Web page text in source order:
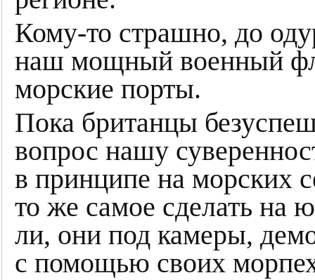
Кому-то страшно, до
наш мощный военный
морские порты.
Пока британцы
вопрос нашу
в принципе на морских
то же самое сделать на
ли, они под камеры,
с помощью своих